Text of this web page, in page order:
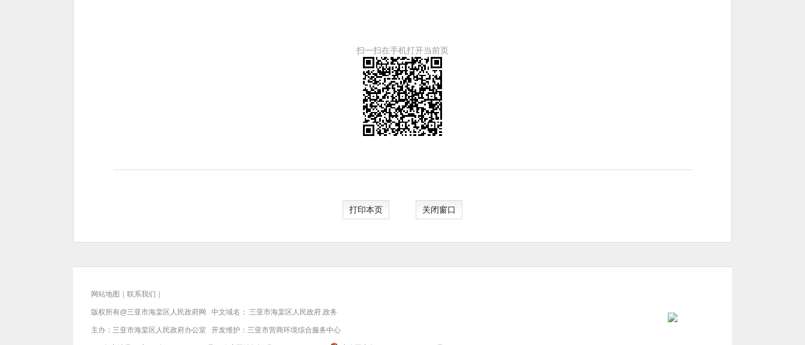
扫一扫在手机打开当前页
打印本页 关闭窗口
网站地图 ｜ 联系我们 ｜
版权所有@三亚市海棠区人民政府网 中文域名： 三亚市海棠区人民政府.政务
主办：三亚市海棠区人民政府办公室 开发维护：三亚市营商环境综合服务中心